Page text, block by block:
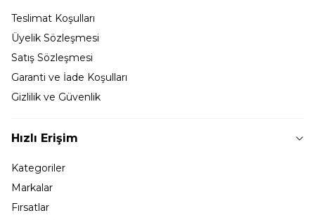
Teslimat Koşulları
Üyelik Sözleşmesi
Satış Sözleşmesi
Garanti ve İade Koşulları
Gizlilik ve Güvenlik
Hızlı Erişim
Kategoriler
Markalar
Fırsatlar